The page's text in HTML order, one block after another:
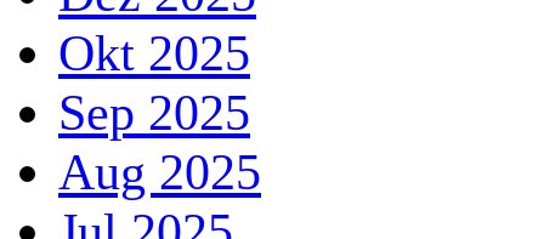
Okt 2025
Sep 2025
Aug 2025